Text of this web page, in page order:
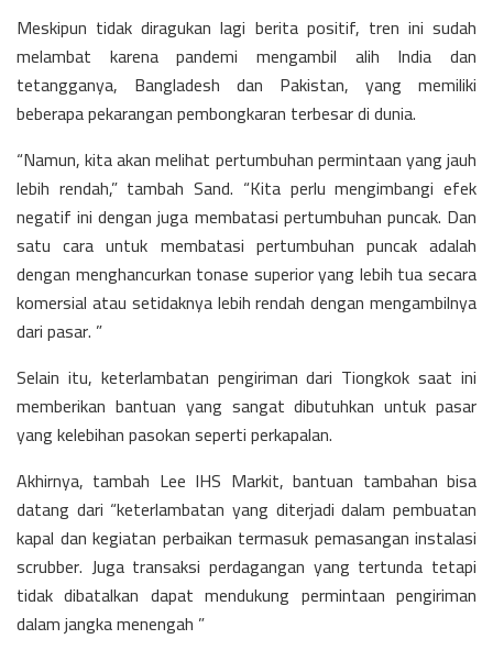
Meskipun tidak diragukan lagi berita positif, tren ini sudah
melambat karena pandemi mengambil alih India dan
tetangganya, Bangladesh dan Pakistan, yang memiliki
beberapa pekarangan pembongkaran terbesar di dunia.
“Namun, kita akan melihat pertumbuhan permintaan yang jauh
lebih rendah,” tambah Sand. “Kita perlu mengimbangi efek
negatif ini dengan juga membatasi pertumbuhan puncak. Dan
satu cara untuk membatasi pertumbuhan puncak adalah
dengan menghancurkan tonase superior yang lebih tua secara
komersial atau setidaknya lebih rendah dengan mengambilnya
dari pasar. ”
Selain itu, keterlambatan pengiriman dari Tiongkok saat ini
memberikan bantuan yang sangat dibutuhkan untuk pasar
yang kelebihan pasokan seperti perkapalan.
Akhirnya, tambah Lee IHS Markit, bantuan tambahan bisa
datang dari “keterlambatan yang diterjadi dalam pembuatan
kapal dan kegiatan perbaikan termasuk pemasangan instalasi
scrubber. Juga transaksi perdagangan yang tertunda tetapi
tidak dibatalkan dapat mendukung permintaan pengiriman
dalam jangka menengah ”